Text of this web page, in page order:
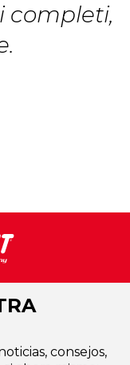
completi,
consejos,